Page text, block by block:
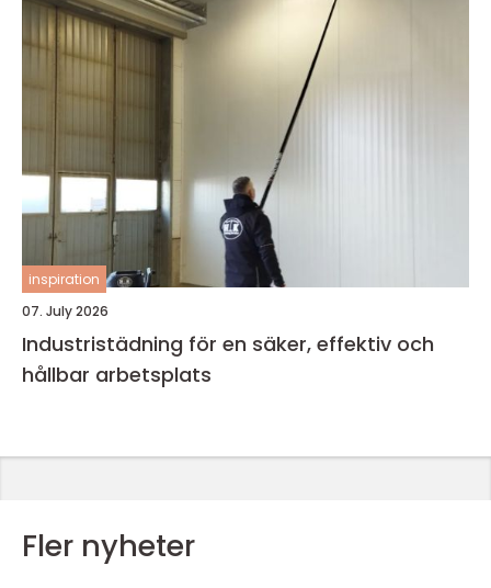
inspiration
07. July 2026
Industristädning för en säker, effektiv och
hållbar arbetsplats
Fler nyheter